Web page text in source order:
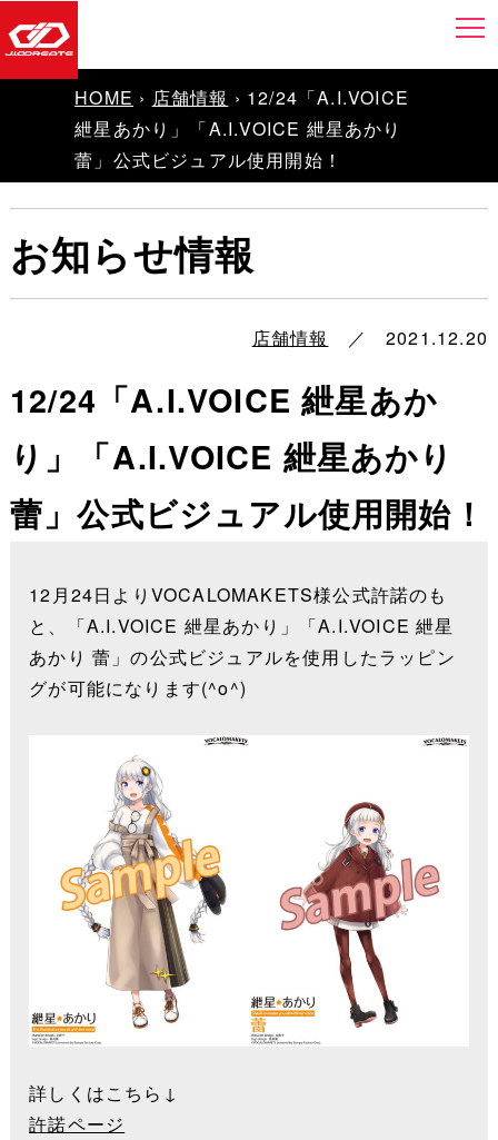
HOME › 店舗情報 › 12/24「A.I.VOICE
紲星あかり」「A.I.VOICE 紲星あかり
蕾」公式ビジュアル使用開始！
お知らせ情報
店舗情報 ／ 2021.12.20
12/24「A.I.VOICE 紲星あか
り」「A.I.VOICE 紲星あかり
蕾」公式ビジュアル使用開始！
12月24日よりVOCALOMAKETS様公式許諾のも
と、「A.I.VOICE 紲星あかり」「A.I.VOICE 紲星
あかり 蕾」の公式ビジュアルを使用したラッピン
グが可能になります(^o^)
詳しくはこちら↓
許諾ページ